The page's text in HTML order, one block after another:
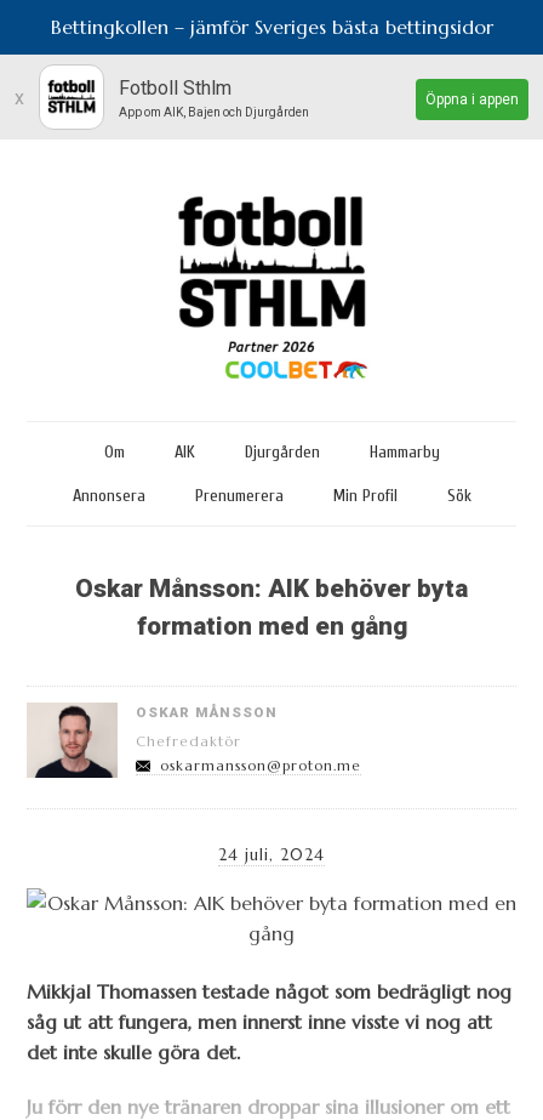
Bettingkollen – jämför Sveriges bästa bettingsidor
x Fotboll Sthlm
App om AIK, Bajen och Djurgården
Öppna i appen
Om AIK Djurgården Hammarby
Annonsera Prenumerera Min Profil Sök
Oskar Månsson: AIK behöver byta
formation med en gång
OSKAR MÅNSSON
Chefredaktör
oskarmansson@proton.me
24 juli, 2024
Mikkjal Thomassen testade något som bedrägligt nog
såg ut att fungera, men innerst inne visste vi nog att
det inte skulle göra det.
Ju förr den nye tränaren droppar sina illusioner om ett